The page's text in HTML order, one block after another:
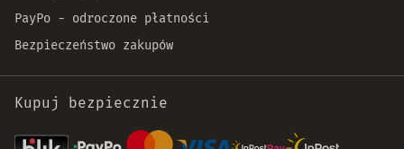
PayPo - odroczone płatności
Bezpieczeństwo zakupów
Kupuj bezpiecznie